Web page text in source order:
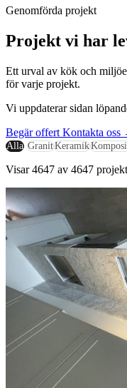
Genomförda projekt
Projekt vi har
Ett urval av kök och
för varje projekt.
Vi uppdaterar sidan
Begär offert Kontakta oss
Alla GranitKeramik
Visar 4647 av 4647 projekt